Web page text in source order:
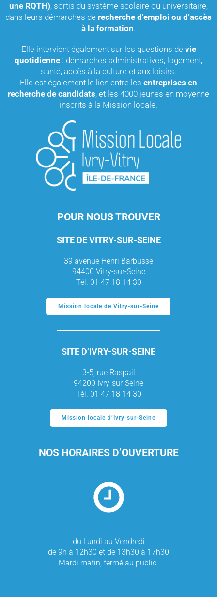
une RQTH), sortis du système scolaire ou universitaire,
dans leurs démarches de recherche d’emploi ou d’accès
à la formation.
Elle intervient également sur les questions de vie
quotidienne : démarches administratives, logement,
santé, accès à la culture et aux loisirs.
Elle est également le lien entre les entreprises en
recherche de candidats, et les 4000 jeunes en moyenne
inscrits à la Mission locale.
POUR NOUS TROUVER
SITE DE VITRY-SUR-SEINE
39 avenue Henri Barbusse
94400 Vitry-sur-Seine
Tél. 01 47 18 14 30
Mission locale de Vitry-sur-Seine
SITE D’IVRY-SUR-SEINE
3-5, rue Raspail
94200 Ivry-sur-Seine
Tél. 01 47 18 14 30
Mission locale d’Ivry-sur-Seine
NOS HORAIRES D’OUVERTURE
du Lundi au Vendredi
de 9h à 12h30 et de 13h30 à 17h30
Mardi matin, fermé au public.